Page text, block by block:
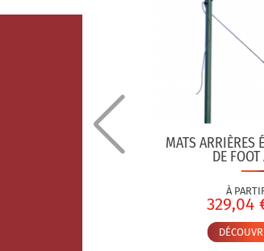
MATS ARRIÈRES
DE FOOT
À
329,04